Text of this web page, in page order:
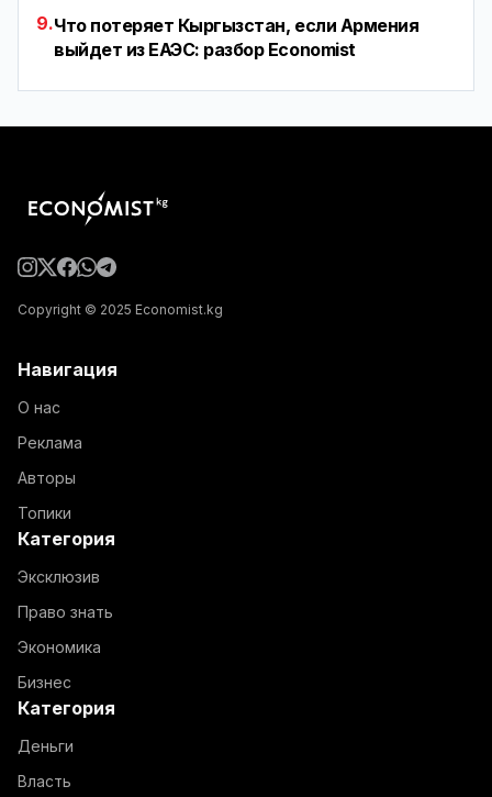
9.Что потеряет Кыргызстан, если Армения
выйдет из ЕАЭС: разбор Economist
Copyright © 2025 Economist.kg
Навигация
О нас
Реклама
Авторы
Топики
Категория
Эксклюзив
Право знать
Экономика
Бизнес
Категория
Деньги
Власть